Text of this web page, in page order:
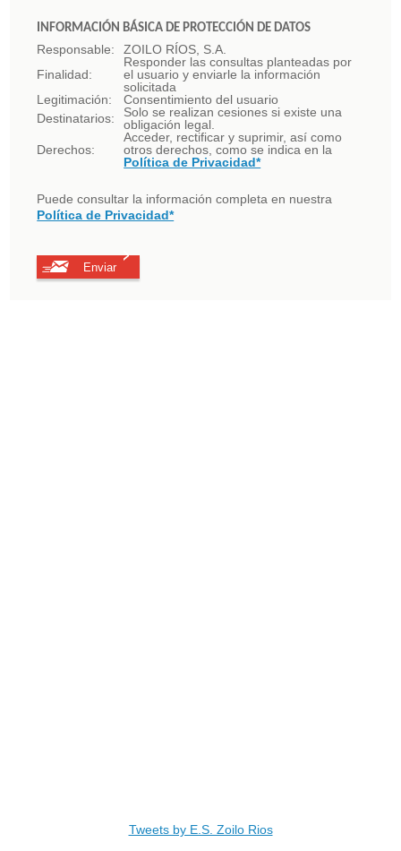
INFORMACIÓN BÁSICA DE PROTECCIÓN DE DATOS
Responsable:
ZOILO RÍOS, S.A.
Finalidad:
Responder las consultas planteadas por
el usuario y enviarle la información
solicitada
Legitimación:
Consentimiento del usuario
Destinatarios:
Solo se realizan cesiones si existe una
obligación legal.
Derechos:
Acceder, rectificar y suprimir, así como
otros derechos, como se indica en la
Política de Privacidad*
Puede consultar la información completa en nuestra
Política de Privacidad*
Tweets by E.S. Zoilo Rios